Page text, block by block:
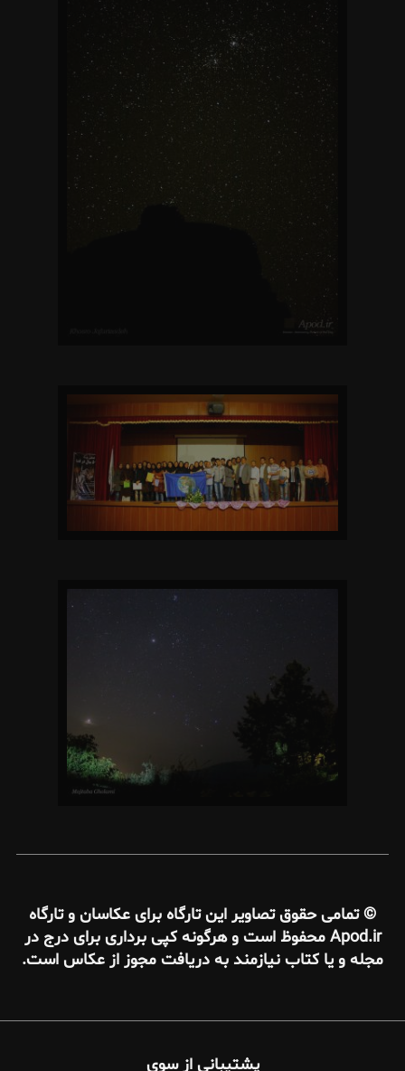
© تمامی حقوق تصاویر این تارگاه برای عکاسان و تارگاه
Apod.ir محفوظ است و هرگونه کپی برداری برای درج در
مجله و یا کتاب نیازمند به دریافت مجوز از عکاس است.
پشتیبانی از سوی